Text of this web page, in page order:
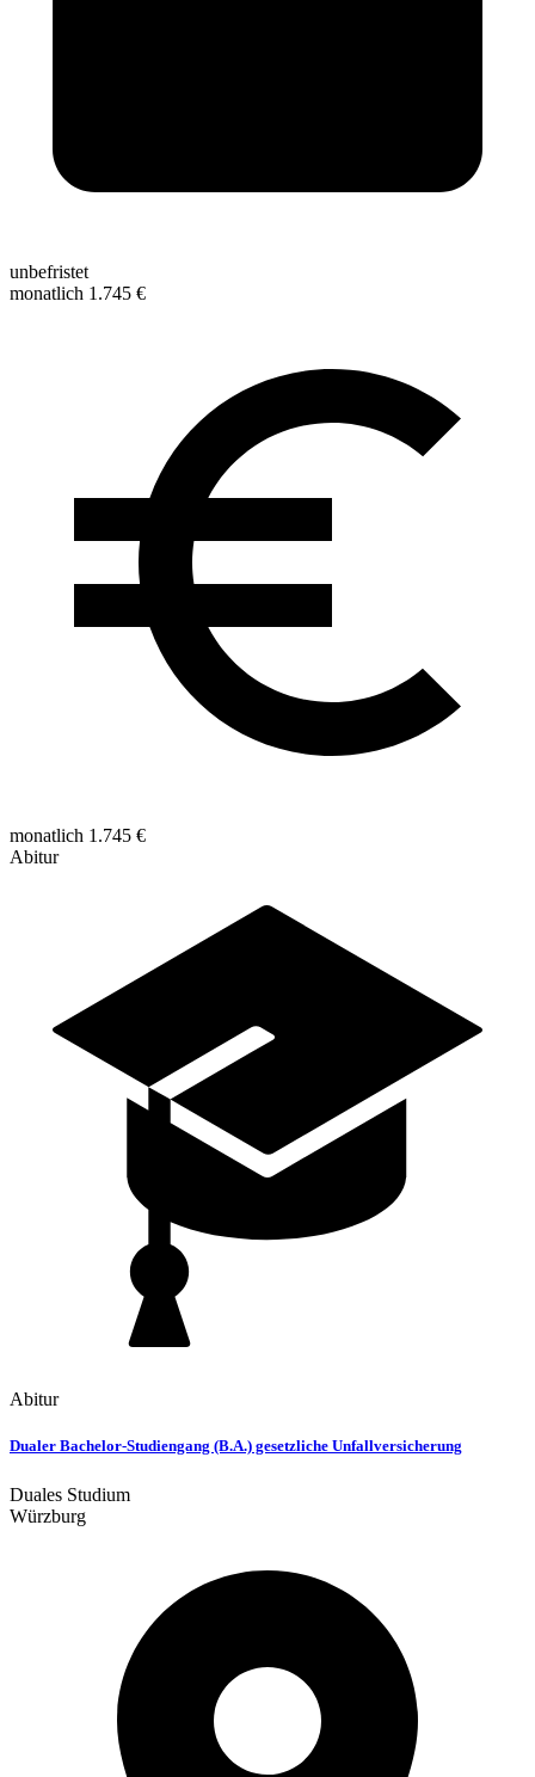
unbefristet
monatlich 1.745 €
monatlich 1.745 €
Abitur
Abitur
Dualer Bachelor-Studiengang (B.A.) gesetzliche Unfallversicherung
Duales Studium
Würzburg